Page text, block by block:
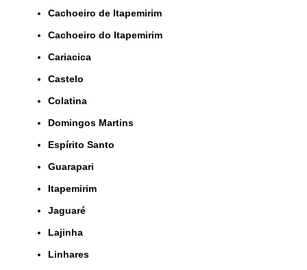
Cachoeiro de Itapemirim
Cachoeiro do Itapemirim
Cariacica
Castelo
Colatina
Domingos Martins
Espírito Santo
Guarapari
Itapemirim
Jaguaré
Lajinha
Linhares